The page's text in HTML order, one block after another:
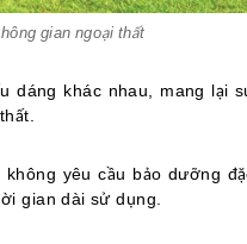
gian ngoại thất
dáng khác nhau, mang lại
yêu cầu bảo dưỡng
gian dài sử dụng.